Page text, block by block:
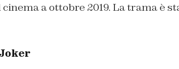
a ottobre 2019. La trama è